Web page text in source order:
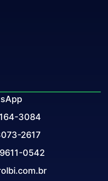
3084
2617
0542